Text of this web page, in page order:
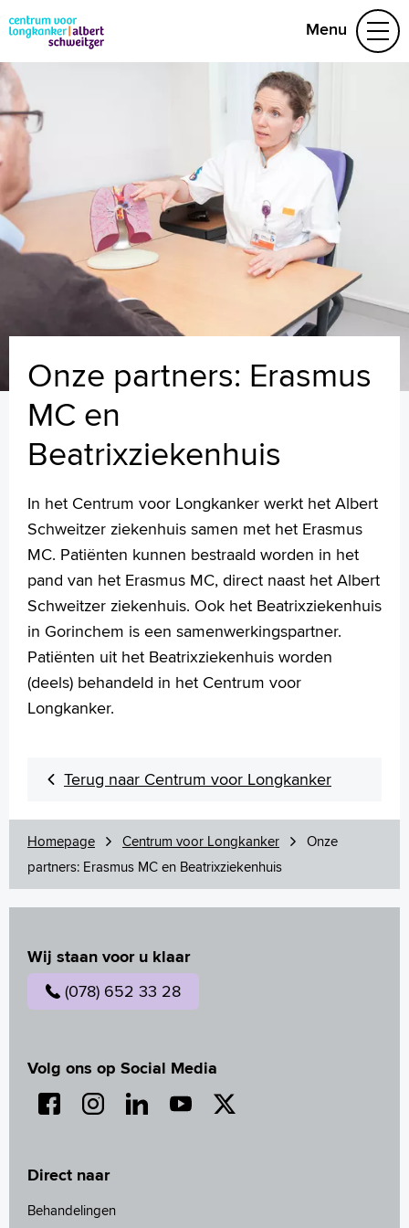
Menu
Behandelteam
Behandelingen
Video's
Research
(078) 652 33 28
MijnASz
Onze partners: Erasmus
MC en
Beatrixziekenhuis
In het Centrum voor Longkanker werkt het Albert
Schweitzer ziekenhuis samen met het Erasmus
MC. Patiënten kunnen bestraald worden in het
pand van het Erasmus MC, direct naast het Albert
Schweitzer ziekenhuis. Ook het Beatrixziekenhuis
in Gorinchem is een samenwerkingspartner.
Patiënten uit het Beatrixziekenhuis worden
(deels) behandeld in het Centrum voor
Longkanker.
Terug naar Centrum voor Longkanker
Homepage Centrum voor Longkanker
Onze
partners: Erasmus MC en Beatrixziekenhuis
Wij staan voor u klaar
(078) 652 33 28
Volg ons op Social Media
Direct naar
Behandelingen